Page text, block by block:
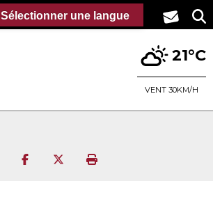
21°C
VENT 30KM/H
Partager sur Facebook
Partager sur Twitter
Imprimer la page
Sélectionner une langue